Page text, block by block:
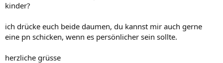
kinder?
ich drücke euch beide daumen, du kannst mir auch gerne
eine pn schicken, wenn es persönlicher sein sollte.
herzliche grüsse